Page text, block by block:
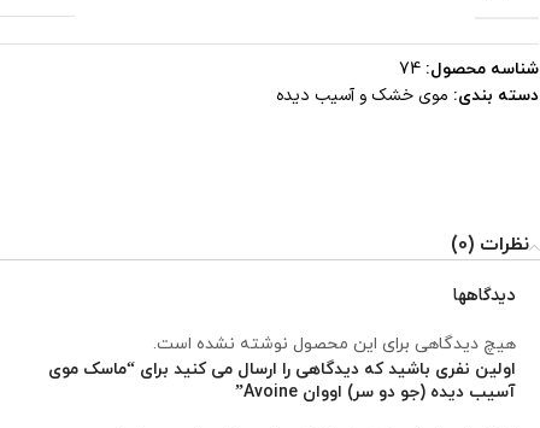
شناسه محصول: 74
دسته بندی: موی خشک و آسیب دیده
نظرات (0)
دیدگاهها
هیچ دیدگاهی برای این محصول نوشته نشده است.
اولین نفری باشید که دیدگاهی را ارسال می کنید برای “ماسک موی
آسیب دیده (جو دو سر) اووان Avoine”